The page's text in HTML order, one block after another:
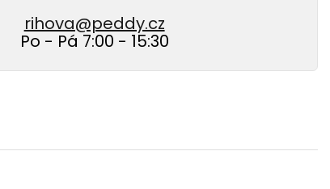
rihova@peddy.cz
Po - Pá 7:00 - 15:30